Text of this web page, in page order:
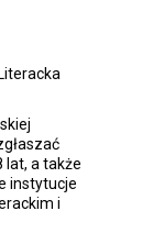
lat, a także
instytucje
i